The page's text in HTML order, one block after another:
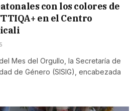
con los colores de
en el Centro
Mes del Orgullo, la Secretaría de
de Género (SISIG), encabezada